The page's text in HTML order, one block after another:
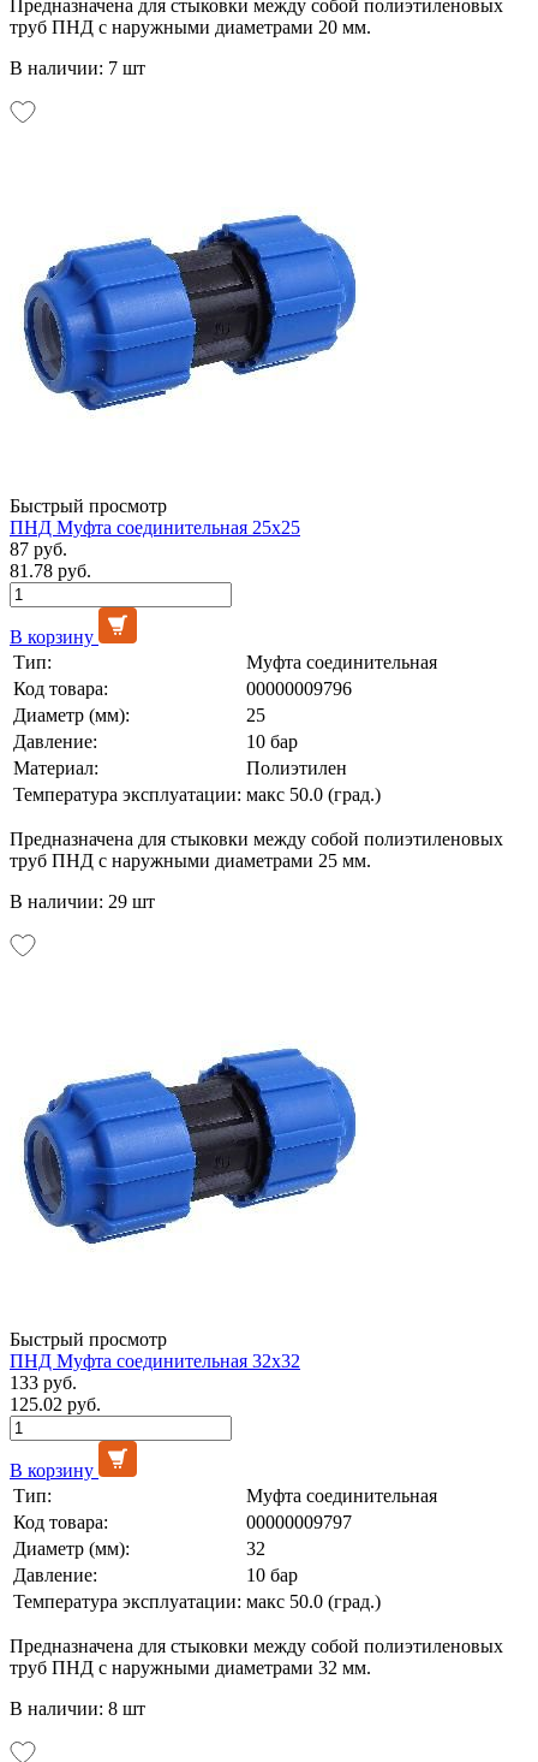
Предназначена для стыковки между собой полиэтиленовых
труб ПНД с наружными диаметрами 20 мм.
В наличии: 7 шт
Быстрый просмотр
ПНД Муфта соединительная 25х25
87 руб.
81.78 руб.
В корзину
Тип:
Муфта соединительная
Код товара:
00000009796
Диаметр (мм):
25
Давление:
10 бар
Материал:
Полиэтилен
Температура эксплуатации: макс 50.0 (град.)
Предназначена для стыковки между собой полиэтиленовых
труб ПНД с наружными диаметрами 25 мм.
В наличии: 29 шт
Быстрый просмотр
ПНД Муфта соединительная 32х32
133 руб.
125.02 руб.
В корзину
Тип:
Муфта соединительная
Код товара:
00000009797
Диаметр (мм):
32
Давление:
10 бар
Температура эксплуатации: макс 50.0 (град.)
Предназначена для стыковки между собой полиэтиленовых
труб ПНД с наружными диаметрами 32 мм.
В наличии: 8 шт